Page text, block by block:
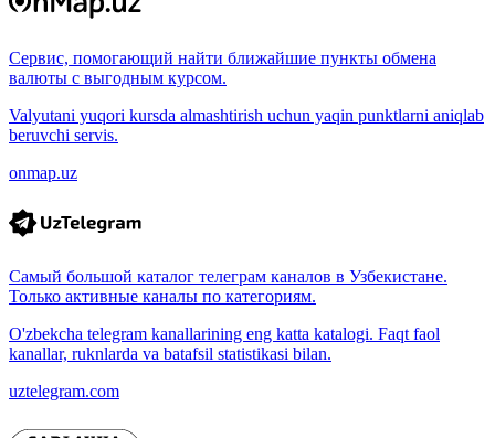
Сервис, помогающий найти ближайшие пункты обмена
валюты с выгодным курсом.
Valyutani yuqori kursda almashtirish uchun yaqin punktlarni aniqlab
beruvchi servis.
onmap.uz
Самый большой каталог телеграм каналов в Узбекистане.
Только активные каналы по категориям.
O'zbekcha telegram kanallarining eng katta katalogi. Faqt faol
kanallar, ruknlarda va batafsil statistikasi bilan.
uztelegram.com